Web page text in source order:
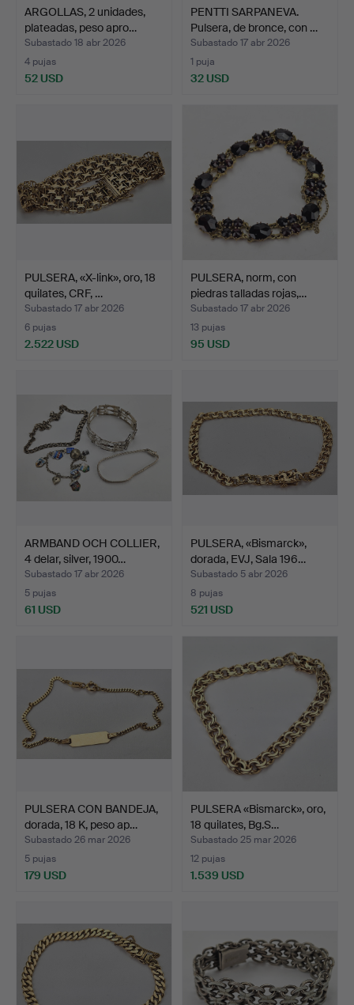
ARGOLLAS, 2 unidades,
plateadas, peso apro…
Subastado 18 abr 2026
4 pujas
52 USD
PENTTI SARPANEVA.
Pulsera, de bronce, con …
Subastado 17 abr 2026
1 puja
32 USD
PULSERA, «X-link», oro, 18
quilates, CRF, …
Subastado 17 abr 2026
6 pujas
2.522 USD
PULSERA, norm, con
piedras talladas rojas,…
Subastado 17 abr 2026
13 pujas
95 USD
ARMBAND OCH COLLIER,
4 delar, silver, 1900…
Subastado 17 abr 2026
5 pujas
61 USD
PULSERA, «Bismarck»,
dorada, EVJ, Sala 196…
Subastado 5 abr 2026
8 pujas
521 USD
PULSERA CON BANDEJA,
dorada, 18 K, peso ap…
Subastado 26 mar 2026
5 pujas
179 USD
PULSERA «Bismarck», oro,
18 quilates, Bg.S…
Subastado 25 mar 2026
12 pujas
1.539 USD